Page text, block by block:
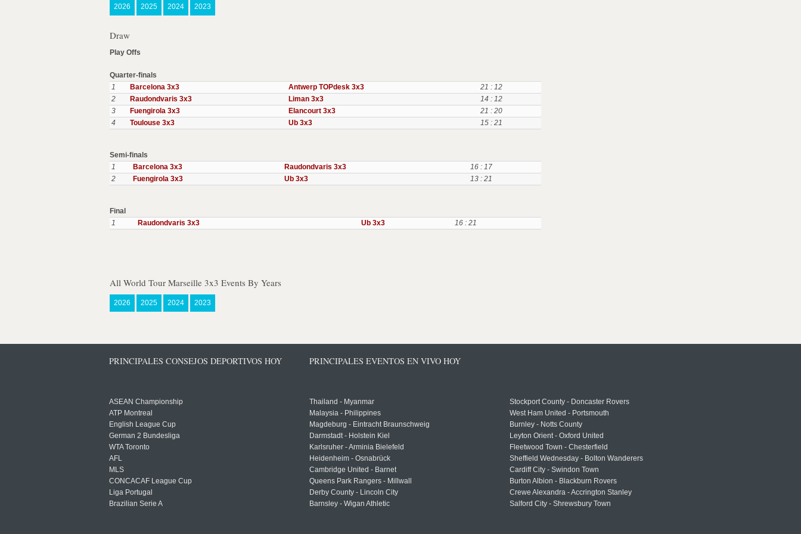
2026 2025 2024 2023
Draw
Play Offs
Quarter-finals
1
Barcelona 3x3 Antwerp TOPdesk 3x3
21 : 12
2
Raudondvaris 3x3 Liman 3x3
14 : 12
3
Fuengirola 3x3 Elancourt 3x3
21 : 20
4
Toulouse 3x3 Ub 3x3 15 : 21
Semi-finals
1
Barcelona 3x3 Raudondvaris 3x3
16 : 17
2
Fuengirola 3x3 Ub 3x3 13 : 21
Final
1
Raudondvaris 3x3 Ub 3x3 16 : 21
All World Tour Marseille 3x3 Events By Years
2026 2025 2024 2023
PRINCIPALES CONSEJOS DEPORTIVOS HOY
ASEAN Championship
ATP Montreal
English League Cup
German 2 Bundesliga
WTA Toronto
AFL
MLS
CONCACAF League Cup
Liga Portugal
Brazilian Serie A
PRINCIPALES EVENTOS EN VIVO HOY
Thailand - Myanmar
Malaysia - Philippines
Magdeburg - Eintracht Braunschweig
Darmstadt - Holstein Kiel
Karlsruher - Arminia Bielefeld
Heidenheim - Osnabrück
Cambridge United - Barnet
Queens Park Rangers - Millwall
Derby County - Lincoln City
Barnsley - Wigan Athletic
Stockport County - Doncaster Rovers
West Ham United - Portsmouth
Burnley - Notts County
Leyton Orient - Oxford United
Fleetwood Town - Chesterfield
Sheffield Wednesday - Bolton Wanderers
Cardiff City - Swindon Town
Burton Albion - Blackburn Rovers
Crewe Alexandra - Accrington Stanley
Salford City - Shrewsbury Town